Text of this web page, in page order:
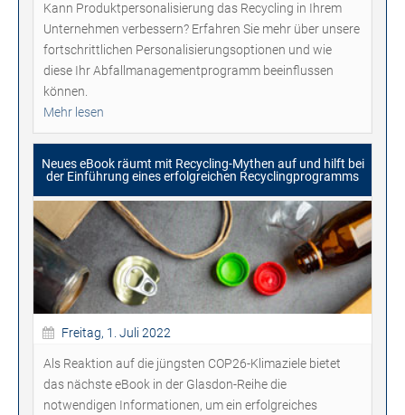
Kann Produktpersonalisierung das Recycling in Ihrem
Unternehmen verbessern? Erfahren Sie mehr über unsere
fortschrittlichen Personalisierungsoptionen und wie
diese Ihr Abfallmanagementprogramm beeinflussen
können.
Mehr lesen
Neues eBook räumt mit Recycling-Mythen auf und hilft bei
der Einführung eines erfolgreichen Recyclingprogramms
Freitag, 1. Juli 2022
Als Reaktion auf die jüngsten COP26-Klimaziele bietet
das nächste eBook in der Glasdon-Reihe die
notwendigen Informationen, um ein erfolgreiches